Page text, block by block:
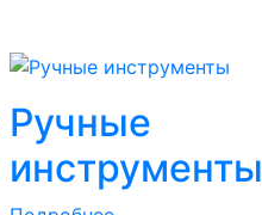
Ручные
инструменты